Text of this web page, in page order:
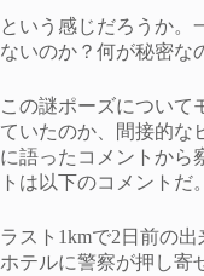
という感じだろうか。
ないのか？何が秘密な
この謎ポーズについて
ていたのか、間接的な
に語ったコメントから
トは以下のコメントだ。
ラスト1kmで2日前の
ホテルに警察が押し寄